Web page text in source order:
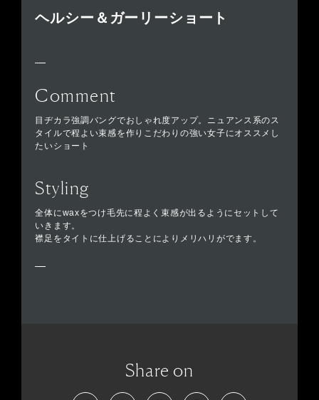
ヘルシー＆ガーリーショート
Comment
目ヂカラ強調バングでおしゃれ度アップ。ニュアンス系のス
タイルで程よい束感を作りこだわりの強い女子にオススメし
たいショート
Styling
全体にwaxをつけ毛先に程よく束感が出るようにセットして
いきます。
襟足をタイトに仕上げることによりメリハリがでます。
Share on